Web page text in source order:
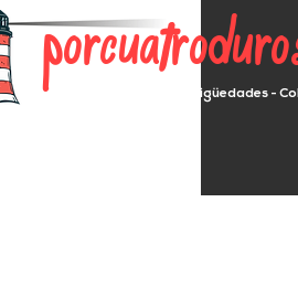
Segunda mano - Antigüedades -